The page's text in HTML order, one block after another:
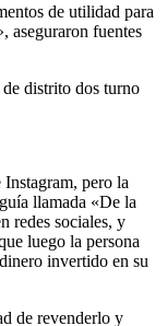
de utilidad para
aseguraron fuentes
distrito dos turno
Instagram, pero la
llamada «De la
redes sociales, y
luego la persona
invertido en su
de revenderlo y